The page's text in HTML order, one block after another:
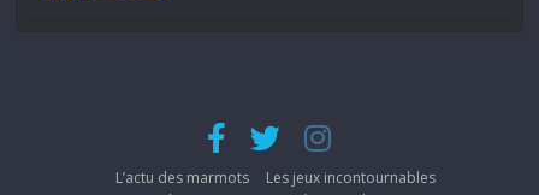
L’actu des marmots
Les jeux incontournables